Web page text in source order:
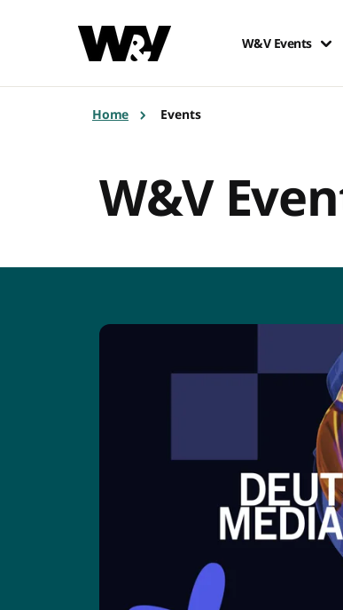
W&V Events
Home Events
W&V